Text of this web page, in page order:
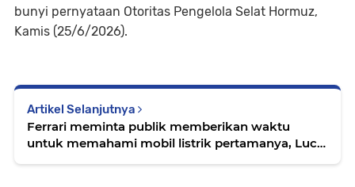
bunyi pernyataan Otoritas Pengelola Selat Hormuz,
Kamis (25/6/2026).
Artikel Selanjutnya
Ferrari meminta publik memberikan waktu
untuk memahami mobil listrik pertamanya, Luce,